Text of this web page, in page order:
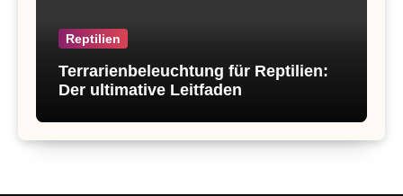
Reptilien
Terrarienbeleuchtung für Reptilien:
Der ultimative Leitfaden